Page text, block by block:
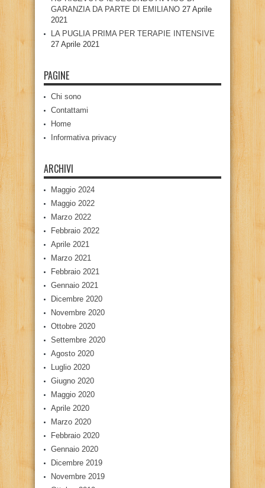
GARANZIA DA PARTE DI EMILIANO 27 Aprile
2021
LA PUGLIA PRIMA PER TERAPIE INTENSIVE
27 Aprile 2021
PAGINE
Chi sono
Contattami
Home
Informativa privacy
ARCHIVI
Maggio 2024
Maggio 2022
Marzo 2022
Febbraio 2022
Aprile 2021
Marzo 2021
Febbraio 2021
Gennaio 2021
Dicembre 2020
Novembre 2020
Ottobre 2020
Settembre 2020
Agosto 2020
Luglio 2020
Giugno 2020
Maggio 2020
Aprile 2020
Marzo 2020
Febbraio 2020
Gennaio 2020
Dicembre 2019
Novembre 2019